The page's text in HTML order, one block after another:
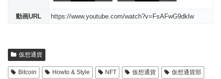
動画URL https://www.youtube.com/watch?v=FsAFwG9dklw
仮想通貨
Bitcoin Howto & Style NFT 仮想通貨 仮想通貨部